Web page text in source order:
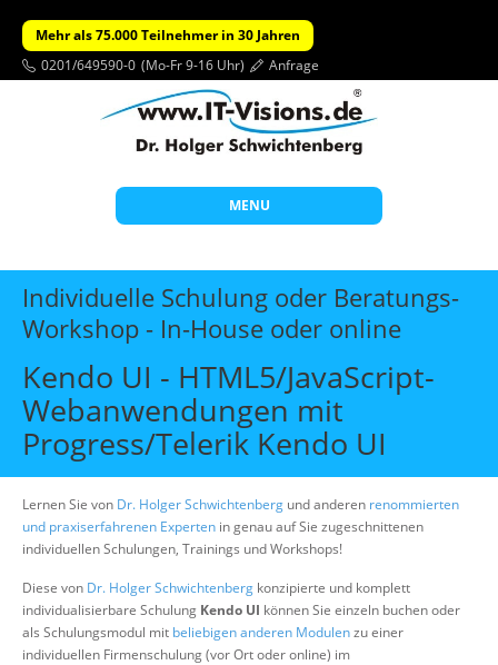
Mehr als 75.000 Teilnehmer in 30 Jahren
0201/649590-0 (Mo-Fr 9-16 Uhr) Anfrage
MENU
Start
Themen
Individuelle Schulungen
Offene Seminare
Wissen
Über uns
Suche
Individuelle Schulung oder Beratungs-
Workshop - In-House oder online
Kendo UI - HTML5/JavaScript-
Webanwendungen mit
Progress/Telerik Kendo UI
Lernen Sie von Dr. Holger Schwichtenberg und anderen renommierten
und praxiserfahrenen Experten in genau auf Sie zugeschnittenen
individuellen Schulungen, Trainings und Workshops!
Diese von Dr. Holger Schwichtenberg konzipierte und komplett
individualisierbare Schulung Kendo UI können Sie einzeln buchen oder
als Schulungsmodul mit beliebigen anderen Modulenzu einer
individuellen Firmenschulung (vor Ort oder online) im